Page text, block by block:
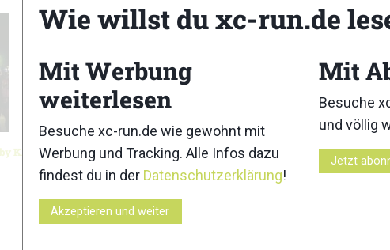
KAILAS
Salomon Pitz Alpine Glacier Trail 2026:
Ergebnisse
Wie willst du xc-run.de
Mit Werbung
weiterlesen
Besuche xc-run.de wie gewohnt mit
Werbung und Tracking. Alle Infos dazu
findest du in der Datenschutzerklärung!
Akzeptieren und weiter
Mit
Besuche
und völlig
Jetzt